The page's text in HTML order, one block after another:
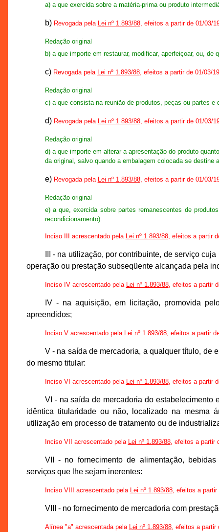
a) a que exercida sobre a matéria-prima ou produto
b) Revogada pela Lei nº 1.893/88, efeitos a partir de 01/03/
Redação original
b) a que importe em restaurar, modificar, aperfeiçoar, ou,
c) Revogada pela Lei nº 1.893/88, efeitos a partir de 01/03/
Redação original
c) a que consista na reunião de produtos, peças ou partes
d) Revogada pela Lei nº 1.893/88, efeitos a partir de 01/03/
Redação original
d) a que importe em alterar a apresentação do produto
da original, salvo quando a embalagem colocada se destine
e) Revogada pela Lei nº 1.893/88, efeitos a partir de 01/03/
Redação original
e) a que, exercida sobre partes remanescentes de
recondicionamento).
Inciso III acrescentado pela Lei nº 1.893/88, efeitos a partir
III - na utilização, por contribuinte, de serviço
operação ou prestação subseqüente alcançada pela
Inciso IV acrescentado pela Lei nº 1.893/88, efeitos a partir
IV - na aquisição, em licitação, promovida
apreendidos;
Inciso V acrescentado pela Lei nº 1.893/88, efeitos a partir
V - na saída de mercadoria, a qualquer título, de
do mesmo titular:
Inciso VI acrescentado pela Lei nº 1.893/88, efeitos a partir
VI - na saída de mercadoria do estabelecimento
idêntica titularidade ou não, localizado na mesma
utilização em processo de tratamento ou de
Inciso VII acrescentado pela Lei nº 1.893/88, efeitos a partir
VII - no fornecimento de alimentação,
serviços que lhe sejam inerentes:
Inciso VIII acrescentado pela Lei nº 1.893/88, efeitos a partir
VIII - no fornecimento de mercadoria com
Alínea "a" acrescentada pela Lei nº 1.893/88, efeitos a partir